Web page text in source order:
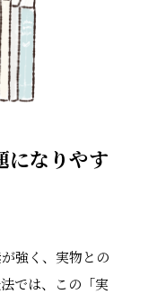
になりやす
強く、実物との
では、この「実